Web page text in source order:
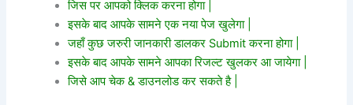
जिस पर आपको क्लिक करना होगा |
इसके बाद आपके सामने एक नया पेज खुलेगा |
जहाँ कुछ जरुरी जानकारी डालकर Submit करना होगा |
इसके बाद आपके सामने आपका रिजल्ट खुलकर आ जायेगा |
जिसे आप चेक & डाउनलोड कर सकते है |